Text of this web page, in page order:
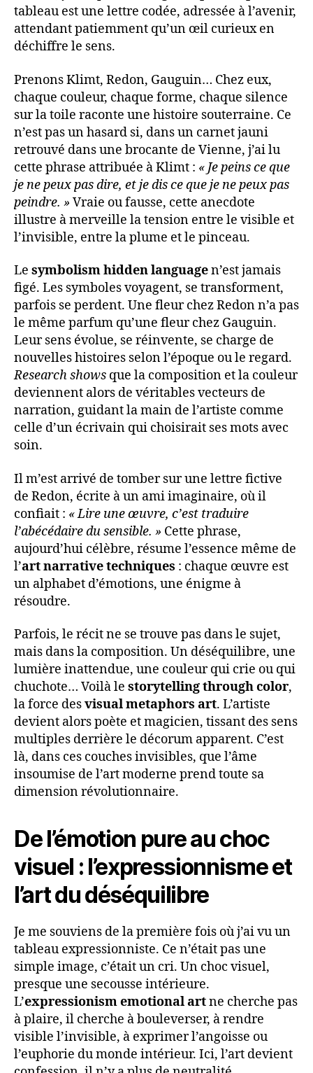
tableau est une lettre codée, adressée à l’avenir,
attendant patiemment qu’un œil curieux en
déchiffre le sens.
Prenons Klimt, Redon, Gauguin… Chez eux,
chaque couleur, chaque forme, chaque silence
sur la toile raconte une histoire souterraine. Ce
n’est pas un hasard si, dans un carnet jauni
retrouvé dans une brocante de Vienne, j’ai lu
cette phrase attribuée à Klimt : « Je peins ce que
je ne peux pas dire, et je dis ce que je ne peux pas
peindre. » Vraie ou fausse, cette anecdote
illustre à merveille la tension entre le visible et
l’invisible, entre la plume et le pinceau.
Le symbolism hidden languagen’est jamais
figé. Les symboles voyagent, se transforment,
parfois se perdent. Une fleur chez Redon n’a pas
le même parfum qu’une fleur chez Gauguin.
Leur sens évolue, se réinvente, se charge de
nouvelles histoires selon l’époque ou le regard.
Research shows que la composition et la couleur
deviennent alors de véritables vecteurs de
narration, guidant la main de l’artiste comme
celle d’un écrivain qui choisirait ses mots avec
soin.
Il m’est arrivé de tomber sur une lettre fictive
de Redon, écrite à un ami imaginaire, où il
confiait : « Lire une œuvre, c’est traduire
l’abécédaire du sensible. » Cette phrase,
aujourd’hui célèbre, résume l’essence même de
l’art narrative techniques : chaque œuvre est
un alphabet d’émotions, une énigme à
résoudre.
Parfois, le récit ne se trouve pas dans le sujet,
mais dans la composition. Un déséquilibre, une
lumière inattendue, une couleur qui crie ou qui
chuchote… Voilà le storytelling through color,
la force desvisual metaphors art. L’artiste
devient alors poète et magicien, tissant des sens
multiples derrière le décorum apparent. C’est
là, dans ces couches invisibles, que l’âme
insoumise de l’art moderne prend toute sa
dimension révolutionnaire.
De l’émotion pure au choc
visuel : l’expressionnisme et
l’art du déséquilibre
Je me souviens de la première fois où j’ai vu un
tableau expressionniste. Ce n’était pas une
simple image, c’était un cri. Un choc visuel,
presque une secousse intérieure.
L’expressionism emotional artne cherche pas
à plaire, il cherche à bouleverser, à rendre
visible l’invisible, à exprimer l’angoisse ou
l’euphorie du monde intérieur. Ici, l’art devient